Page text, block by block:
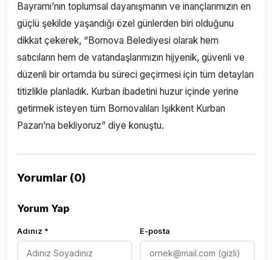
Bayramı’nın toplumsal dayanışmanın ve inançlarımızın en
güçlü şekilde yaşandığı özel günlerden biri olduğunu
dikkat çekerek, “Bornova Belediyesi olarak hem
satıcıların hem de vatandaşlarımızın hijyenik, güvenli ve
düzenli bir ortamda bu süreci geçirmesi için tüm detayları
titizlikle planladık. Kurban ibadetini huzur içinde yerine
getirmek isteyen tüm Bornovalıları Işıkkent Kurban
Pazarı’na bekliyoruz” diye konuştu.
Yorumlar (0)
Yorum Yap
Adınız * E-posta